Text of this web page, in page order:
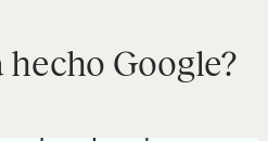
hecho Google?